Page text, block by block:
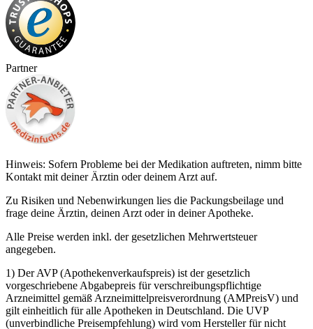
Partner
Hinweis: Sofern Probleme bei der Medikation auftreten, nimm bitte
Kontakt mit deiner Ärztin oder deinem Arzt auf.
Zu Risiken und Nebenwirkungen lies die Packungsbeilage und
frage deine Ärztin, deinen Arzt oder in deiner Apotheke.
Alle Preise werden inkl. der gesetzlichen Mehrwertsteuer
angegeben.
1) Der AVP (Apothekenverkaufspreis) ist der gesetzlich
vorgeschriebene Abgabepreis für verschreibungspflichtige
Arzneimittel gemäß Arzneimittelpreisverordnung (AMPreisV) und
gilt einheitlich für alle Apotheken in Deutschland. Die UVP
(unverbindliche Preisempfehlung) wird vom Hersteller für nicht